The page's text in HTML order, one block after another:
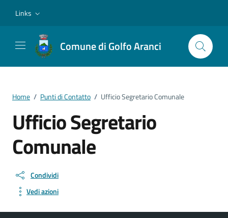
Links
Comune di Golfo Aranci
Home / Punti di Contatto / Ufficio Segretario Comunale
Ufficio Segretario
Comunale
Condividi
Vedi azioni